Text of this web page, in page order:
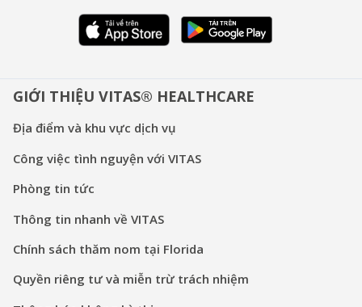
GIỚI THIỆU VITAS® HEALTHCARE
Địa điểm và khu vực dịch vụ
Công việc tình nguyện với VITAS
Phòng tin tức
Thông tin nhanh về VITAS
Chính sách thăm nom tại Florida
Quyền riêng tư và miễn trừ trách nhiệm